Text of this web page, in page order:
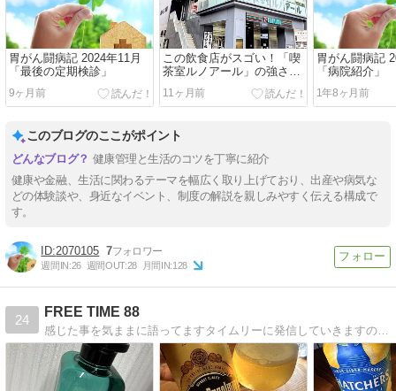
胃がん闘病記 2024年11月
「最後の定期検診」
9ヶ月前
この飲食店がスゴい！「喫
茶室ルノアール」の強さの
秘訣をリポートします！！
11ヶ月前
胃がん闘病記
「病院紹介」
1年8ヶ月前
このブログのここがポイント
健康管理と生活のコツを丁寧に紹介
健康や金融、生活に関わるテーマを幅広く取り上げており、出産や病気な
どの体験談や、身近なイベント、制度の解説を親しみやすく伝える構成で
す。
2070105 7
週間IN:26 週間OUT:28 月間IN:128
24
FREE TIME 88
感じた事を気ままに語ってますタイムリーに発信していきますので遊びに来てください。